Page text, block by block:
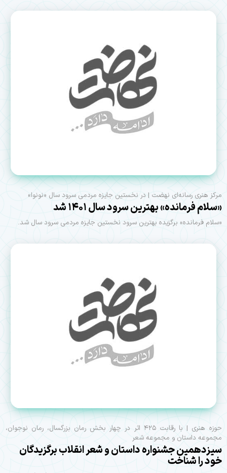
مرکز هنری رسانه‌ای نهضت | در نخستین جایزه مردمی سرود سال «نونوا»
«سلام فرمانده» بهترین سرود سال ۱۴۰۱ شد
«سلام فرمانده» برگزیده بهترین سرود نخستین جایزه مردمی سرود سال شد.
حوزه هنری | با رقابت ۴۲۵ اثر در چهار بخش رمان بزرگسال، رمان نوجوان،
مجموعه داستان و مجموعه شعر
سیزدهمین جشنواره داستان و شعر انقلاب برگزیدگان
خود را شناخت